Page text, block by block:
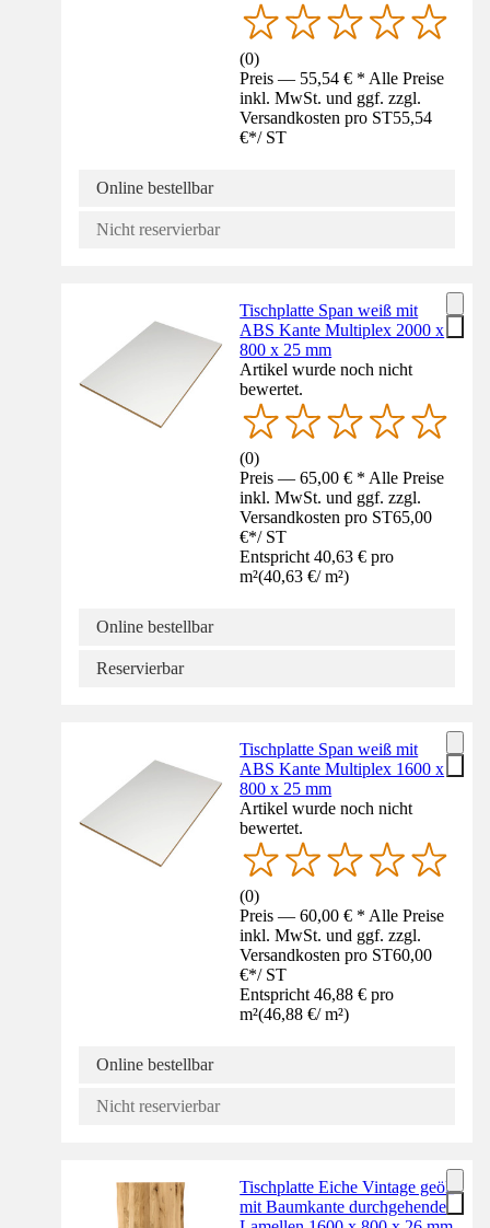
(0)
Preis — 55,54 € * Alle Preise
inkl. MwSt. und ggf. zzgl.
Versandkosten pro ST55,54
€*/ ST
Online bestellbar
Nicht reservierbar
Tischplatte Span weiß mit
ABS Kante Multiplex 2000 x
800 x 25 mm
Artikel wurde noch nicht
bewertet.
(0)
Preis — 65,00 € * Alle Preise
inkl. MwSt. und ggf. zzgl.
Versandkosten pro ST65,00
€*/ ST
Entspricht 40,63 € pro
m²(40,63 €/ m²)
Online bestellbar
Reservierbar
Tischplatte Span weiß mit
ABS Kante Multiplex 1600 x
800 x 25 mm
Artikel wurde noch nicht
bewertet.
(0)
Preis — 60,00 € * Alle Preise
inkl. MwSt. und ggf. zzgl.
Versandkosten pro ST60,00
€*/ ST
Entspricht 46,88 € pro
m²(46,88 €/ m²)
Online bestellbar
Nicht reservierbar
Tischplatte Eiche Vintage geölt
mit Baumkante durchgehende